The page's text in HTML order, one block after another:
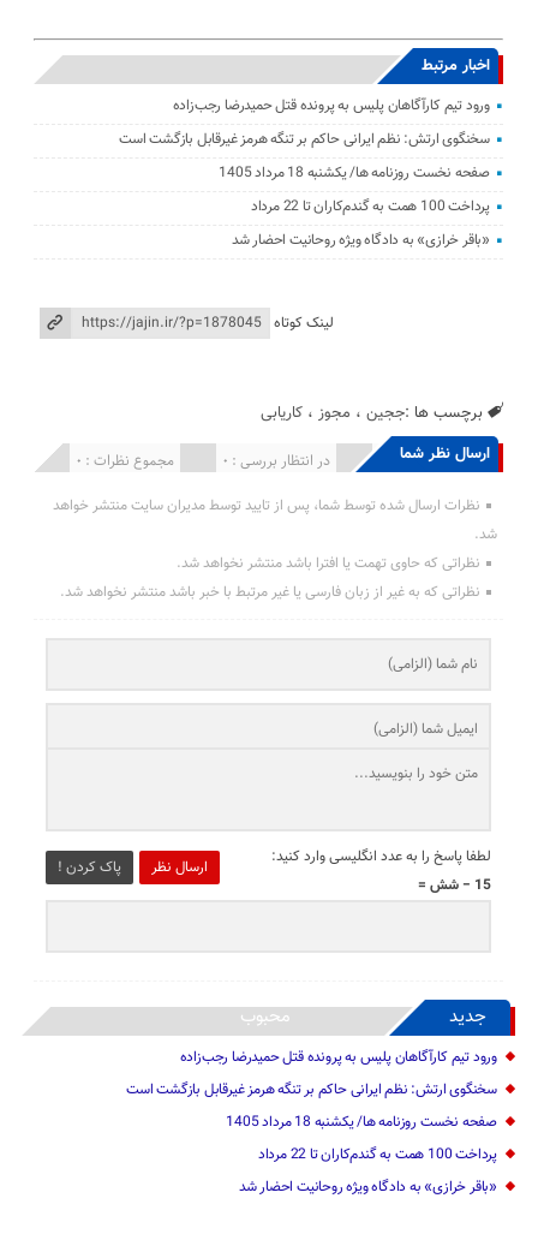
اخبار مرتبط
ورود تیم کارآگاهان پلیس به پرونده قتل حمیدرضا رجب‌زاده
سخنگوی ارتش: نظم ایرانی حاکم بر تنگه هرمز غیرقابل بازگشت است
صفحه نخست روزنامه ها/ یکشنبه 18 مرداد 1405
پرداخت 100 همت به گندم‌کاران تا 22 مرداد
«باقر خرازی» به دادگاه ویژه روحانیت احضار شد
لینک کوتاه
برچسب ها :ججین ، مجوز ،کاریابی
ارسال نظر شما مجموع نظرات : 0 در انتظار بررسی : 0 انتشار یافته : 0
نظرات ارسال شده توسط شما، پس از تایید توسط مدیران سایت منتشر خواهد
شد.
نظراتی که حاوی تهمت یا افترا باشد منتشر نخواهد شد.
نظراتی که به غیر از زبان فارسی یا غیر مرتبط با خبر باشد منتشر نخواهد شد.
ارسال نظر پاک کردن !
لطفا پاسخ را به عدد انگلیسی وارد کنید:
15 − شش =
جدید محبوب
ورود تیم کارآگاهان پلیس به پرونده قتل حمیدرضا رجب‌زاده
سخنگوی ارتش: نظم ایرانی حاکم بر تنگه هرمز غیرقابل بازگشت است
صفحه نخست روزنامه ها/ یکشنبه 18 مرداد 1405
پرداخت 100 همت به گندم‌کاران تا 22 مرداد
«باقر خرازی» به دادگاه ویژه روحانیت احضار شد